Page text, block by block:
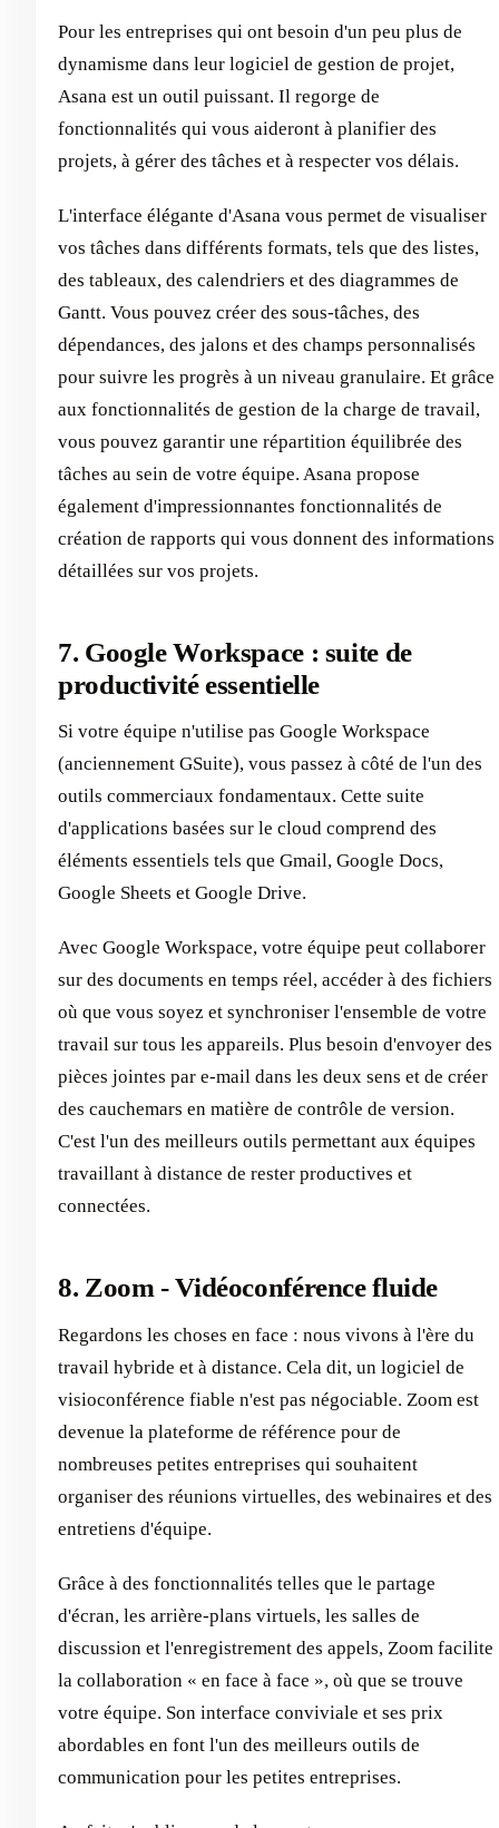
Pour les entreprises qui ont besoin d'un peu plus de
dynamisme dans leur logiciel de gestion de projet,
Asana est un outil puissant. Il regorge de
fonctionnalités qui vous aideront à planifier des
projets, à gérer des tâches et à respecter vos délais.
L'interface élégante d'Asana vous permet de visualiser
vos tâches dans différents formats, tels que des listes,
des tableaux, des calendriers et des diagrammes de
Gantt. Vous pouvez créer des sous-tâches, des
dépendances, des jalons et des champs personnalisés
pour suivre les progrès à un niveau granulaire. Et grâce
aux fonctionnalités de gestion de la charge de travail,
vous pouvez garantir une répartition équilibrée des
tâches au sein de votre équipe. Asana propose
également d'impressionnantes fonctionnalités de
création de rapports qui vous donnent des informations
détaillées sur vos projets.
7. Google Workspace : suite de
productivité essentielle
Si votre équipe n'utilise pas Google Workspace
(anciennement GSuite), vous passez à côté de l'un des
outils commerciaux fondamentaux. Cette suite
d'applications basées sur le cloud comprend des
éléments essentiels tels que Gmail, Google Docs,
Google Sheets et Google Drive.
Avec Google Workspace, votre équipe peut collaborer
sur des documents en temps réel, accéder à des fichiers
où que vous soyez et synchroniser l'ensemble de votre
travail sur tous les appareils. Plus besoin d'envoyer des
pièces jointes par e-mail dans les deux sens et de créer
des cauchemars en matière de contrôle de version.
C'est l'un des meilleurs outils permettant aux équipes
travaillant à distance de rester productives et
connectées.
8. Zoom - Vidéoconférence fluide
Regardons les choses en face : nous vivons à l'ère du
travail hybride et à distance. Cela dit, un logiciel de
visioconférence fiable n'est pas négociable. Zoom est
devenue la plateforme de référence pour de
nombreuses petites entreprises qui souhaitent
organiser des réunions virtuelles, des webinaires et des
entretiens d'équipe.
Grâce à des fonctionnalités telles que le partage
d'écran, les arrière-plans virtuels, les salles de
discussion et l'enregistrement des appels, Zoom facilite
la collaboration « en face à face », où que se trouve
votre équipe. Son interface conviviale et ses prix
abordables en font l'un des meilleurs outils de
communication pour les petites entreprises.